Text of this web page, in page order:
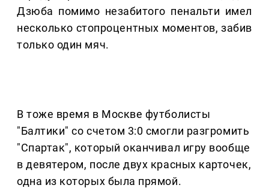
Дзюба помимо незабитого пенальти имел
несколько стопроцентных моментов, забив
только один мяч.
В тоже время в Москве футболисты
"Балтики" со счетом 3:0 смогли разгромить
"Спартак", который оканчивал игру вообще
в девятером, после двух красных карточек,
одна из которых была прямой.